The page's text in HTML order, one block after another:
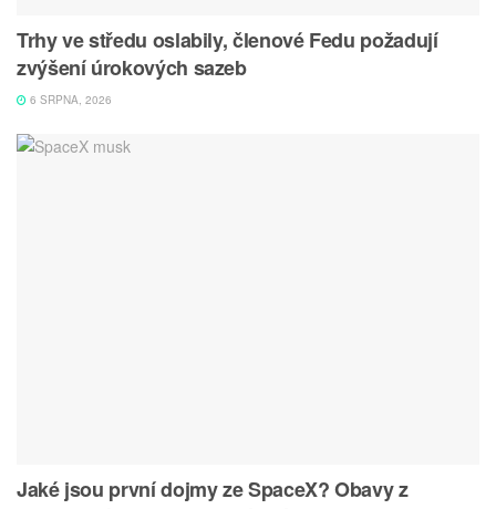
Trhy ve středu oslabily, členové Fedu požadují
zvýšení úrokových sazeb
6 SRPNA, 2026
Jaké jsou první dojmy ze SpaceX? Obavy z